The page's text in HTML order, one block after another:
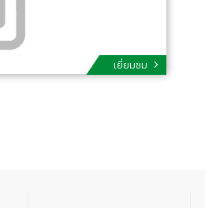
เยี่ยมชม